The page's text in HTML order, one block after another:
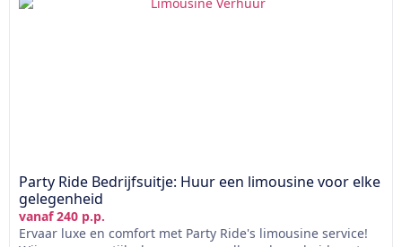
Party Ride Bedrijfsuitje: Huur een limousine voor elke
gelegenheid
vanaf 240 p.p.
Ervaar luxe en comfort met Party Ride's limousine service!